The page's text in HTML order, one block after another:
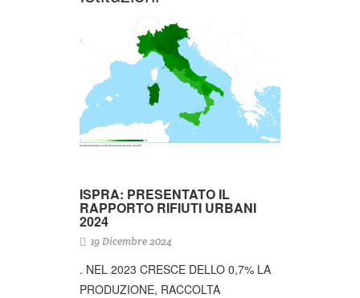
ISPRA: PRESENTATO IL
RAPPORTO RIFIUTI URBANI
2024
19 Dicembre 2024
. NEL 2023 CRESCE DELLO 0,7% LA
PRODUZIONE, RACCOLTA